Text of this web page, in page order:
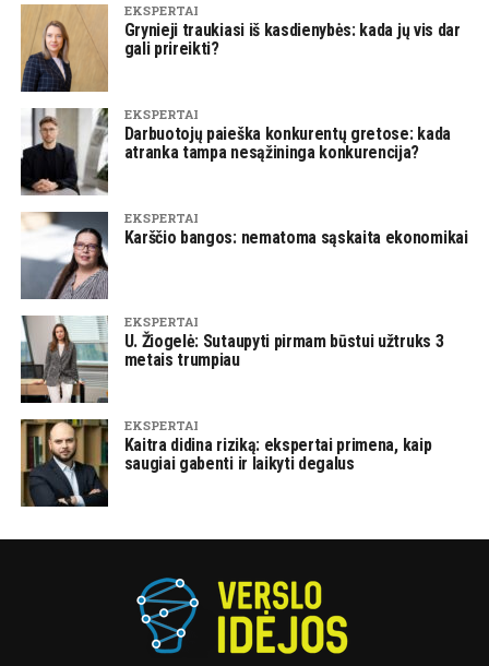
EKSPERTAI
Grynieji traukiasi iš kasdienybės: kada jų vis dar
gali prireikti?
EKSPERTAI
Darbuotojų paieška konkurentų gretose: kada
atranka tampa nesąžininga konkurencija?
EKSPERTAI
Karščio bangos: nematoma sąskaita ekonomikai
EKSPERTAI
U. Žiogelė: Sutaupyti pirmam būstui užtruks 3
metais trumpiau
EKSPERTAI
Kaitra didina riziką: ekspertai primena, kaip
saugiai gabenti ir laikyti degalus